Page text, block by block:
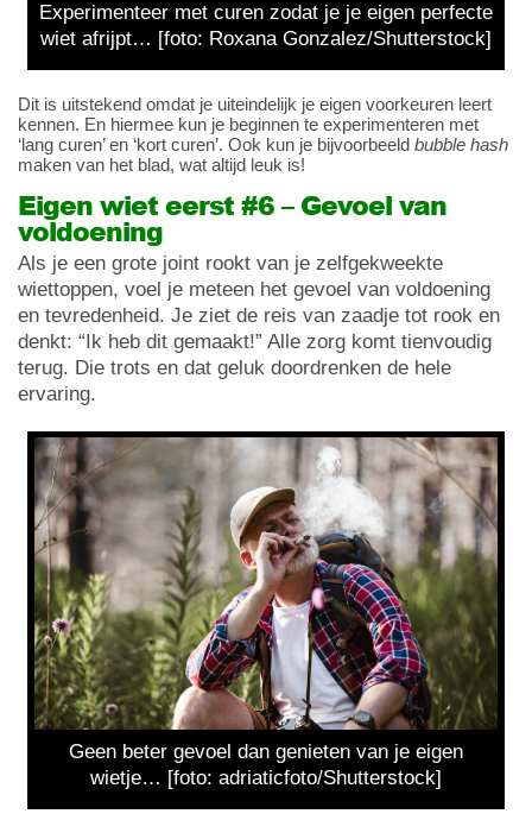
Experimenteer met curen zodat je je eigen perfecte
wiet afrijpt… [foto: Roxana Gonzalez/Shutterstock]
Dit is uitstekend omdat je uiteindelijk je eigen voorkeuren leert
kennen. En hiermee kun je beginnen te experimenteren met
‘lang curen’ en ‘kort curen’. Ook kun je bijvoorbeeld bubble hash
maken van het blad, wat altijd leuk is!
Eigen wiet eerst #6 – Gevoel van
voldoening
Als je een grote joint rookt van je zelfgekweekte
wiettoppen, voel je meteen het gevoel van voldoening
en tevredenheid. Je ziet de reis van zaadje tot rook en
denkt: “Ik heb dit gemaakt!” Alle zorg komt tienvoudig
terug. Die trots en dat geluk doordrenken de hele
ervaring.
Geen beter gevoel dan genieten van je eigen
wietje… [foto: adriaticfoto/Shutterstock]